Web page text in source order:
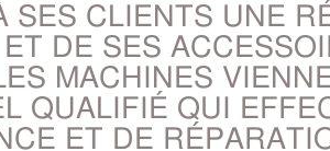
SES CLIENTS UNE
DE SES
MACHINES
QUALIFIÉ QUI
ET DE